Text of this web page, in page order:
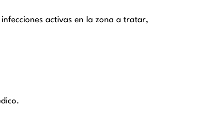
activas en la zona a tratar,